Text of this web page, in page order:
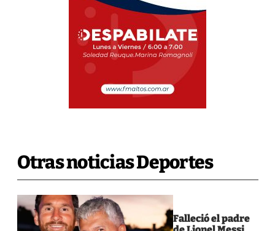
Otras noticias Deportes
Falleció el padre